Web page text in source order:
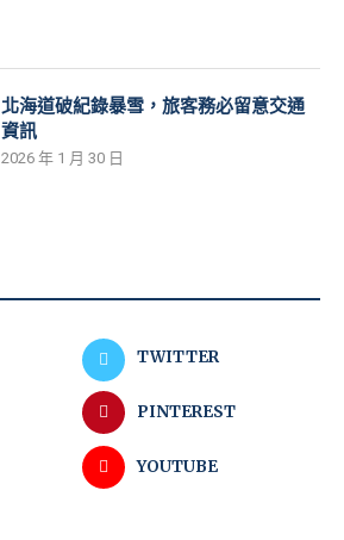
北海道破紀錄暴雪，旅客務必留意交通
資訊
2026 年 1 月 30 日
TWITTER
PINTEREST
YOUTUBE